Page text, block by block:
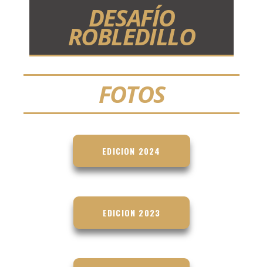
DESAFÍO
ROBLEDILLO
FOTOS
EDICION 2024
EDICION 2023